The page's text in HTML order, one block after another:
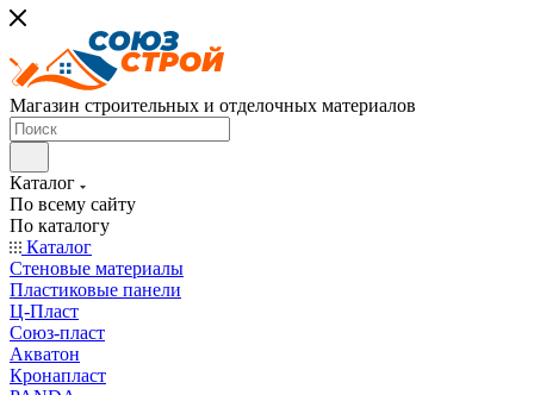
Магазин строительных и отделочных материалов
Каталог
По всему сайту
По каталогу
Каталог
Стеновые материалы
Пластиковые панели
Ц-Пласт
Союз-пласт
Акватон
Кронапласт